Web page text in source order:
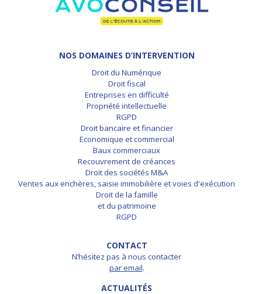
NOS DOMAINES D’INTERVENTION
Droit du Numérique
Droit fiscal
Entreprises en difficulté
Propriété intellectuelle
RGPD
Droit bancaire et financier
Economique et commercial
Baux commerciaux
Recouvrement de créances
Droit des sociétés M&A
Ventes aux enchères, saisie immobilière et voies d'exécution
Droit de la famille
et du patrimoine
RGPD
CONTACT
N’hésitez pas à nous contacter
par email.
ACTUALITÉS